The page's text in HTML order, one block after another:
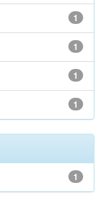
1
1
1
1
1